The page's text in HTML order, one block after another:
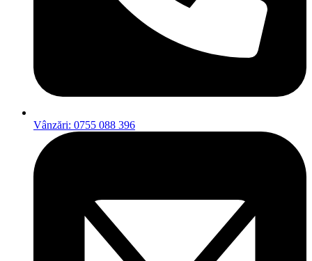
Vânzări: 0755 088 396